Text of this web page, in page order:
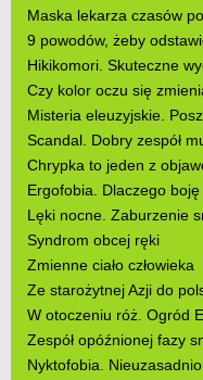
Maska lekarza czasów
9 powodów, żeby
Hikikomori. Skuteczne
Czy kolor oczu się
Misteria eleuzyjskie.
Scandal. Dobry zespół
Chrypka to jeden z
Ergofobia. Dlaczego
Lęki nocne. Zaburzenie
Syndrom obcej ręki
Zmienne ciało człowieka
Ze starożytnej Azji do
W otoczeniu róż. Ogród
Zespół opóźnionej fazy
Nyktofobia.